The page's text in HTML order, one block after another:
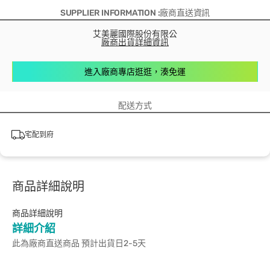
SUPPLIER INFORMATION :廠商直送資訊
艾美麗國際股份有限公
廠商出貨詳細資訊
進入廠商專店逛逛，湊免運
配送方式
宅配到府
商品詳細說明
商品詳細說明
詳細介紹
此為廠商直送商品 預計出貨日2-5天